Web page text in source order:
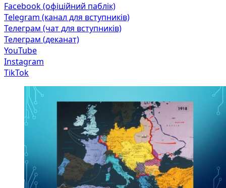
Facebook (офіційний паблік)
Telegram (канал для вступників)
Телеграм (чат для вступників)
Телеграм (деканат)
YouTube
Instagram
TikTok